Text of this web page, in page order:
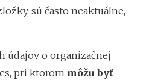
sú často neaktuálne,
údajov o organizačnej
pri ktorom môžu byť